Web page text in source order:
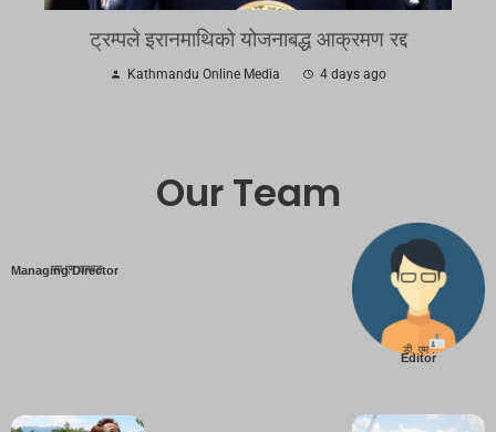
ट्रम्पले इरानमाथिको योजनाबद्ध आक्रमण रद्द
Kathmandu Online Media 4 days ago
Our Team
Managing Director
एम एम तामाङ
Editor
डी. एम .